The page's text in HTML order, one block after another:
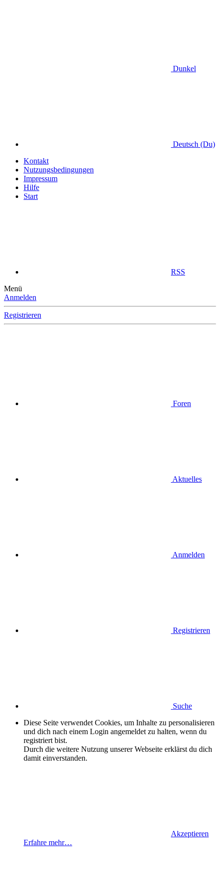
Dunkel
Deutsch (Du)
Kontakt
Nutzungsbedingungen
Impressum
Hilfe
Start
RSS
Menü
Anmelden
Registrieren
Foren
Aktuelles
Anmelden
Registrieren
Suche
Diese Seite verwendet Cookies, um Inhalte zu personalisieren
und dich nach einem Login angemeldet zu halten, wenn du
registriert bist.
Durch die weitere Nutzung unserer Webseite erklärst du dich
damit einverstanden.
Akzeptieren
Erfahre mehr…